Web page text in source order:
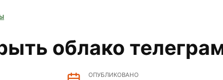
облако
ОПУБЛИКОВАНО